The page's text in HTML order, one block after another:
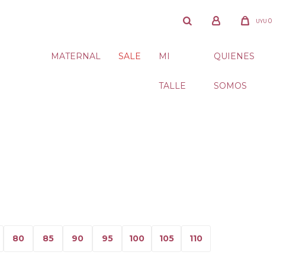
MATERNAL SALE MI
TALLE
QUIENES
SOMOS
UYU 0
80 85 90 95 100 105 110